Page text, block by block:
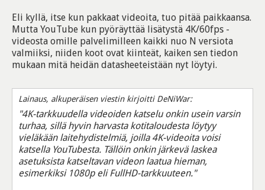
Eli kyllä, itse kun pakkaat videoita, tuo pitää paikkaansa.
Mutta YouTube kun pyöräyttää lisätystä 4K/60fps -
videosta omille palvelimilleen kaikki nuo N versiota
valmiiksi, niiden koot ovat kiinteät, kaiken sen tiedon
mukaan mitä heidän datasheeteistään nyt löytyi.
Lainaus, alkuperäisen viestin kirjoitti DeNiWar:
"4K-tarkkuudella videoiden katselu onkin usein varsin
turhaa, sillä hyvin harvasta kotitaloudesta löytyy
vieläkään laitehydistelmiä, joilla 4K-videoita voisi
katsella YouTubesta. Tällöin onkin järkevä laskea
asetuksista katseltavan videon laatua hieman,
esimerkiksi 1080p eli FullHD-tarkkuuteen."